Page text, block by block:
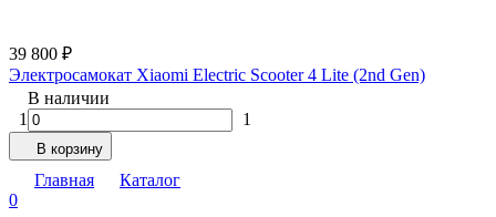
39 800 ₽
Электросамокат Xiaomi Electric Scooter 4 Lite (2nd Gen)
В наличии
1
1
В корзину
Главная
Каталог
0